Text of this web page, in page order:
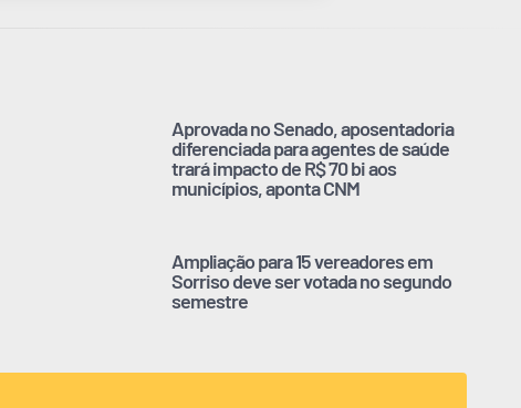
Aprovada no Senado, aposentadoria
diferenciada para agentes de saúde
trará impacto de R$ 70 bi aos
municípios, aponta CNM
Ampliação para 15 vereadores em
Sorriso deve ser votada no segundo
semestre